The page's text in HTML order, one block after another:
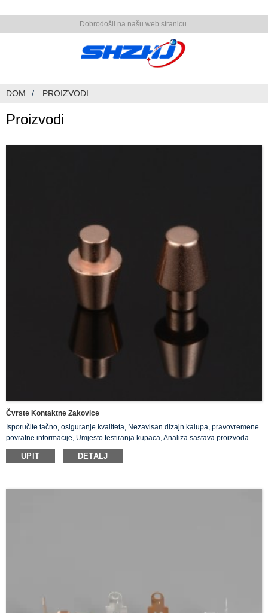
Dobrodošli na našu web stranicu.
DOM PROIZVODI
Proizvodi
Čvrste Kontaktne Zakovice
Isporučite tačno, osiguranje kvaliteta, Nezavisan dizajn kalupa, pravovremene
povratne informacije, Umjesto testiranja kupaca, Analiza sastava proizvoda.
UPIT DETALJ